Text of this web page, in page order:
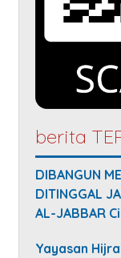
berita
DIBANGUN
DITINGGAL
AL-JABBAR
Yayasan